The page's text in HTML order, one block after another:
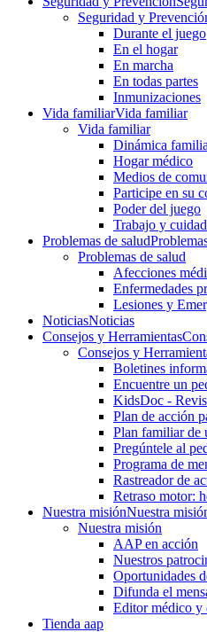
Seguridad y
Durante el juego
En el hogar
En marcha
En todas partes
Inmunizaciones
Vida familiarVida familiar
Vida familiar
Dinámica
Hogar médico
Medios de
Participe en su
Poder del juego
Trabajo y
Problemas de salud
Problemas de salud
Afecciones
Enfermedades
Lesiones y
NoticiasNoticias
Consejos y Herramientas
Consejos y
Boletines
Encuentre un
KidsDoc -
Plan de acción
Plan familiar de
Pregúntele al
Programa de
Rastre​​ador de
Retraso motor:
Nuestra misiónNuestra
Nuestra misión
AAP en acción
Nuestros
Oportunidades
Difunda el
Editor médico y
Tienda aap